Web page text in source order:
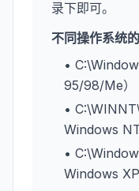
录下即可。
不同操作系统
•
95/98/Me）
•
Windows
•
Windows XP